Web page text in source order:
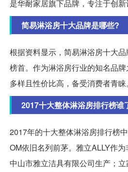
是华耐家居旗下品牌，专注于创新
简易淋浴房十大品牌是哪些?
根据资料显示，简易淋浴房十大
榜首。作为淋浴房行业的知名品
多样且性价比高，备受消费者青睐。
2017十大整体淋浴房排行榜谁
2017年的十大整体淋浴房排行榜
OM依旧名列前茅。雅立ALLY作为
中山市雅立洁具有限公司生产；